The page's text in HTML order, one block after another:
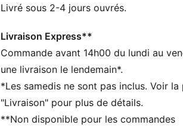
compte, que tu dribbles des défenseurs,
la semelle FLEXGILITY pour une agilité à
chaussure bouge, s’adapte et joue
les joueurs qui font la différence. À toi
La tige de cette chaussure est
20 % de matériaux recyclés
FIT : la doublure douce, combinée à un
Livré sous 2-4 jours ouvrés.
Livraison Express**
Commande avant 14h00 du lundi au
une livraison le lendemain*.
*Les samedis ne sont pas inclus. Voir la
"Livraison" pour plus de détails.
**Non disponible pour les commandes